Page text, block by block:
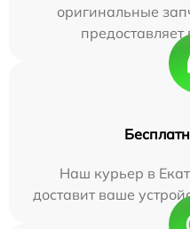
оригинальные
Наш курьер в
доставит ваше